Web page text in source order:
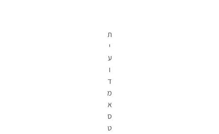
ת
י
ע
ו
ד
מ
א
ס
ט